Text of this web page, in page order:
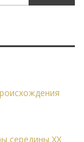
середины XX